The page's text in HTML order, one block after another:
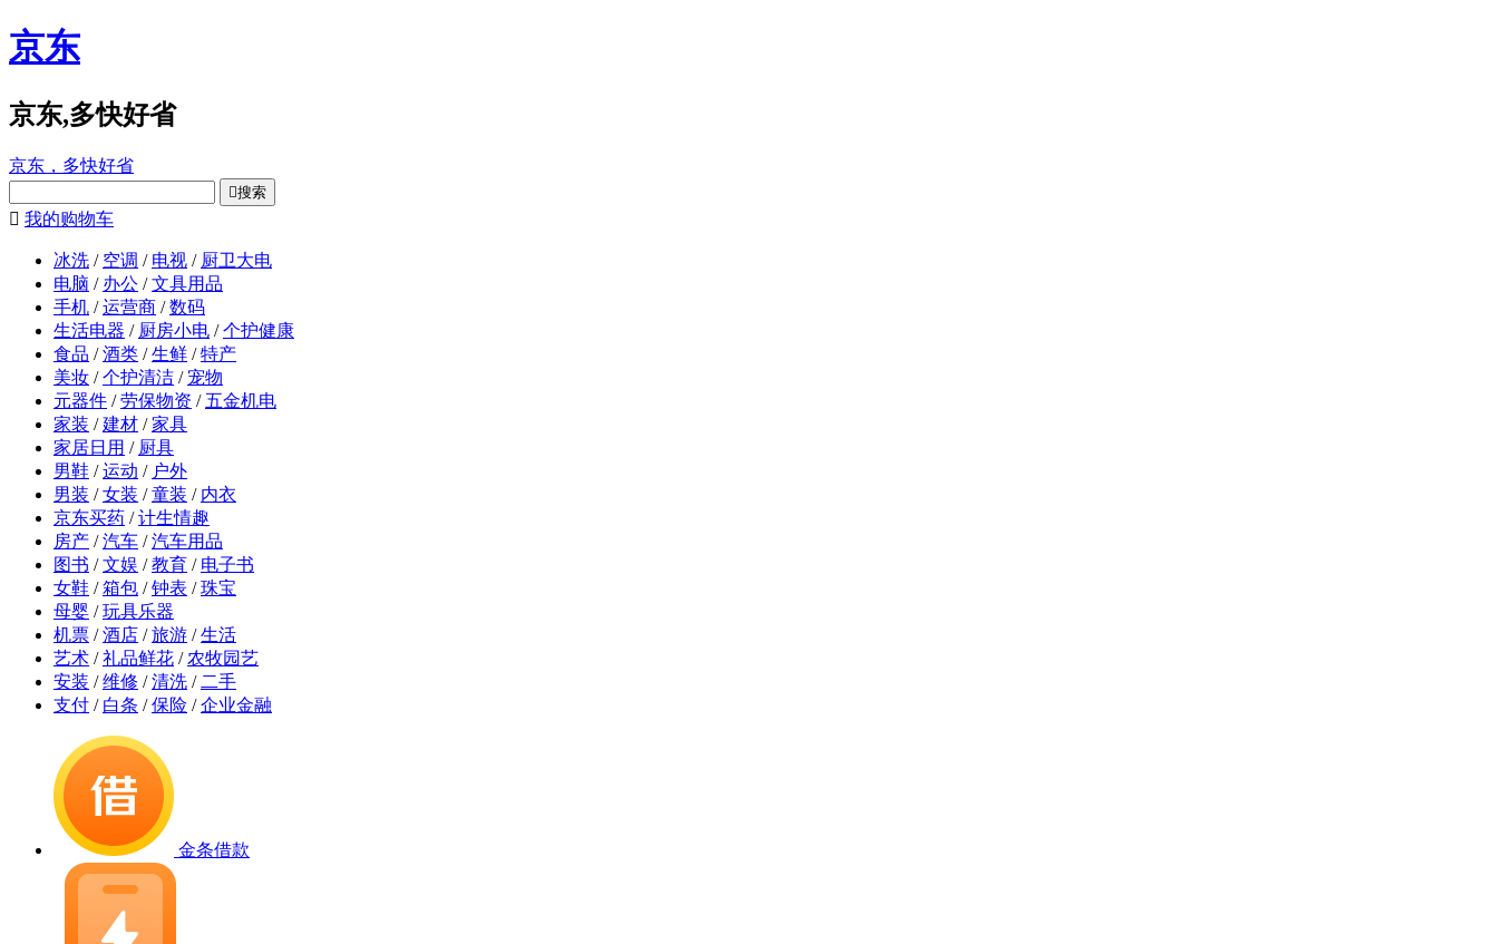
京东
京东,多快好省
京东，多快好省
搜索
 我的购物车
冰洗 / 空调 / 电视 / 厨卫大电
电脑 / 办公 / 文具用品
手机 / 运营商 / 数码
生活电器 / 厨房小电 / 个护健康
食品 / 酒类 / 生鲜 / 特产
美妆 / 个护清洁 / 宠物
元器件 / 劳保物资 / 五金机电
家装 / 建材 / 家具
家居日用 / 厨具
男鞋 / 运动 / 户外
男装 / 女装 / 童装 / 内衣
京东买药 / 计生情趣
房产 / 汽车 / 汽车用品
图书 / 文娱 / 教育 / 电子书
女鞋 / 箱包 / 钟表 / 珠宝
母婴 / 玩具乐器
机票 / 酒店 / 旅游 / 生活
艺术 / 礼品鲜花 / 农牧园艺
安装 / 维修 / 清洗 / 二手
支付 / 白条 / 保险 / 企业金融
金条借款